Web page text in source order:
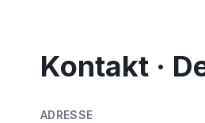
Kontakt ·
ADRESSE